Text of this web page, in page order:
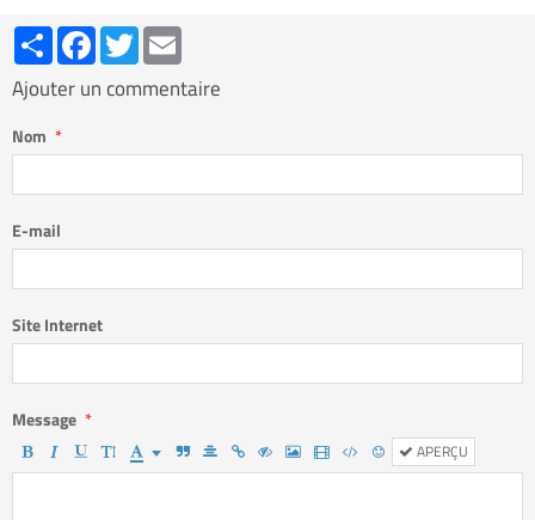
PartagerFacebookTwitter
Ajouter un commentaire
Nom
E-mail
Site Internet
Message
APERÇU